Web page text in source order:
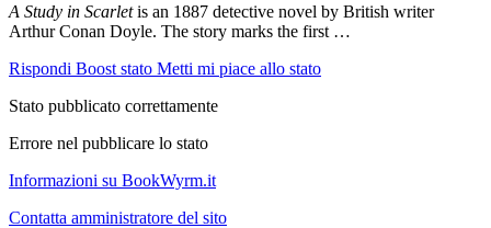
A Study in Scarletis an 1887 detective novel by British writer
Arthur Conan Doyle. The story marks the first …
Rispondi Boost stato Metti mi piace allo stato
Stato pubblicato correttamente
Errore nel pubblicare lo stato
Informazioni su BookWyrm.it
Contatta amministratore del sito